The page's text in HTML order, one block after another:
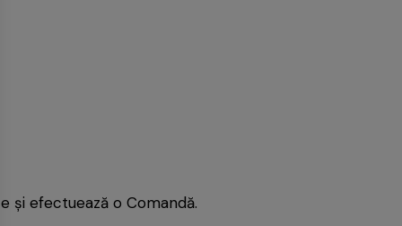
și efectuează o Comandă.